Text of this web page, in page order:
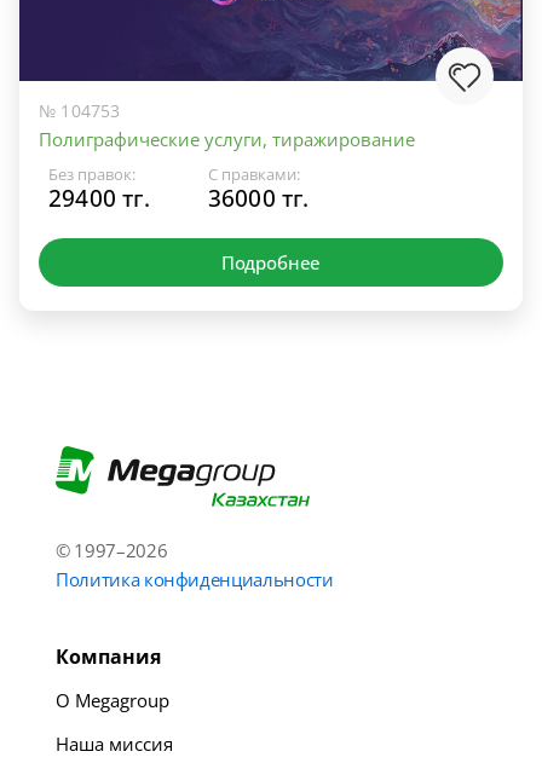
№ 104753
Полиграфические услуги, тиражирование
Без правок:
29400 тг.
С правками:
36000 тг.
Подробнее
© 1997–2026
Политика конфиденциальности
Компания
О Megagroup
Наша миссия